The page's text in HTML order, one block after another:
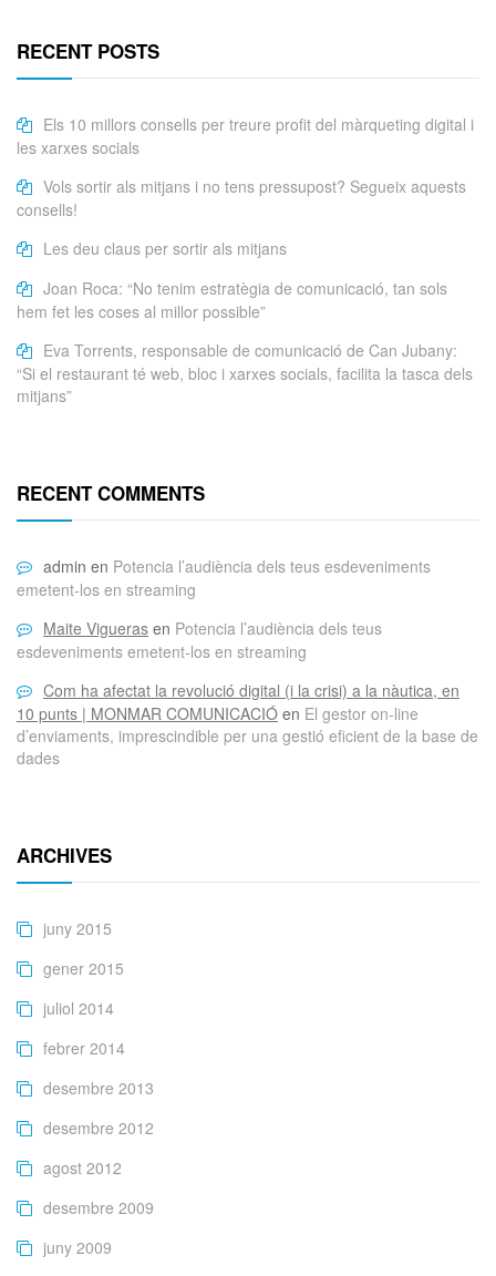
RECENT POSTS
Els 10 millors consells per treure profit del màrqueting digital i
les xarxes socials
Vols sortir als mitjans i no tens pressupost? Segueix aquests
consells!
Les deu claus per sortir als mitjans
Joan Roca: “No tenim estratègia de comunicació, tan sols
hem fet les coses al millor possible”
Eva Torrents, responsable de comunicació de Can Jubany:
“Si el restaurant té web, bloc i xarxes socials, facilita la tasca dels
mitjans”
RECENT COMMENTS
admin en Potencia l’audiència dels teus esdeveniments
emetent-los en streaming
Maite Vigueras en Potencia l’audiència dels teus
esdeveniments emetent-los en streaming
Com ha afectat la revolució digital (i la crisi) a la nàutica, en
10 punts | MONMAR COMUNICACIÓ en El gestor on-line
d’enviaments, imprescindible per una gestió eficient de la base de
dades
ARCHIVES
juny 2015
gener 2015
juliol 2014
febrer 2014
desembre 2013
desembre 2012
agost 2012
desembre 2009
juny 2009